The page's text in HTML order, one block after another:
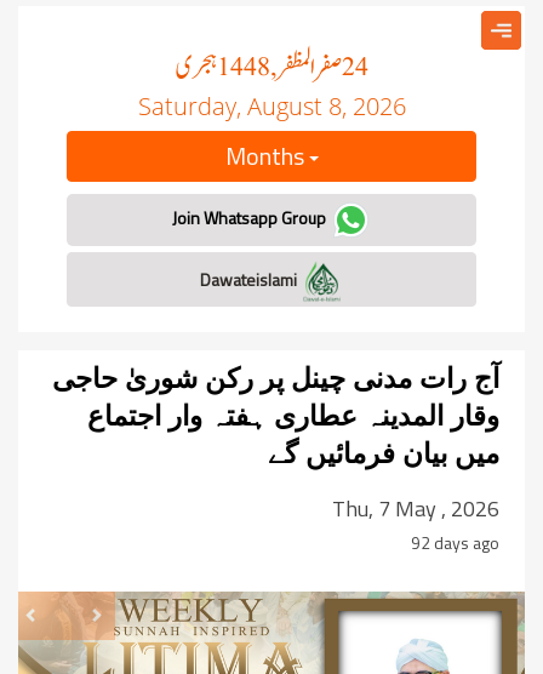
24صفر المظفر, 1448 ہجری
Saturday, August 8, 2026
Months
Join Whatsapp Group
آج رات مدنی چینل پر رکن شوریٰ حاجی
وقار المدینہ عطاری ہفتہ وار اجتماع
میں بیان فرمائیں گے
Thu, 7 May , 2026
92 days ago
Next